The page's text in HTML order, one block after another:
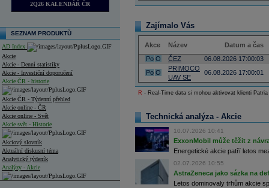
2Q26 KALENDÁŘ ČR
SEZNAM PRODUKTŮ
AD Index
Akcie
Akcie - Denní statistiky
Akcie - Investiční doporučení
Akcie ČR - historie
Akcie ČR - Týdenní přehled
Akcie online - ČR
Akcie online - Svět
Akcie svět - Historie
Akciový slovník
Aktuální diskusní téma
Analytický týdeník
Analýzy - Akcie
Zajímalo Vás
Akce Název
Datum a čas
Po O ČEZ
06.08.2026 17:00:03
Po O
PRIMOCO
UAV SE
06.08.2026 17:00:01
R - Real-Time data si mohou aktivovat klienti
Technická analýza - Akcie
10.07.2026 10:41
ExxonMobil může těžit z
Energetické akcie patří letos
02.07.2026 10:55
AstraZeneca jako sázka na
Letos dominovaly trhům akcie